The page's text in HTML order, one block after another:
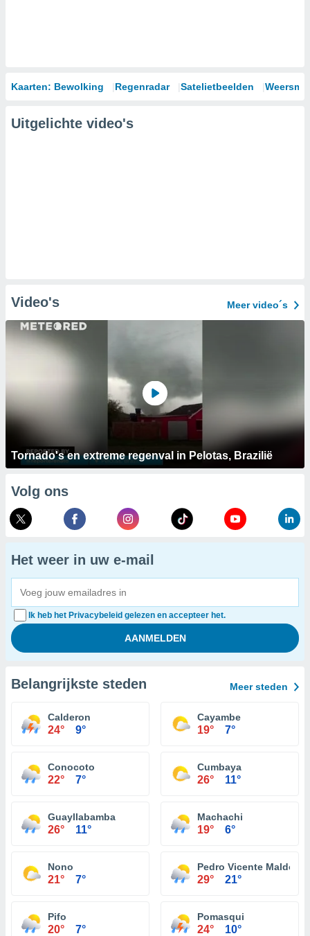
Kaarten: Bewolking Regenradar Satelietbeelden
Uitgelichte video's
Video's Meer video´s
Tornado's en extreme regenval in Pelotas, Brazilië
Volg ons
Het weer in uw e-mail
Ik heb het Privacybeleid gelezen en accepteer het.
Belangrijkste steden Meer steden
Calderon
24° 9°
Cayambe
19° 7°
Conocoto
22° 7°
Cumbaya
26° 11°
Guayllabamba
26° 11°
Machachi
19° 6°
Nono
21° 7°
Pedro Vicente
29° 21°
Pifo
20° 7°
Pomasqui
24° 10°